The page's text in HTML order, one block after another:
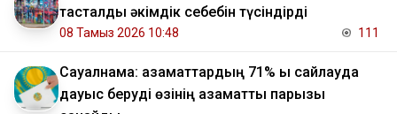
тасталды әкімдік себебін түсіндірді
08 Тамыз 2026 10:48 111
Сауалнама: азаматтардың 71% ы сайлауда
дауыс беруді өзінің азаматтық парызы